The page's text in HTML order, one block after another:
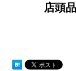
店頭